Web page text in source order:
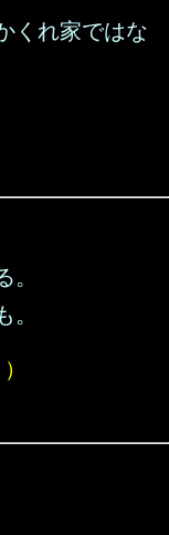
くれ家ではな
）